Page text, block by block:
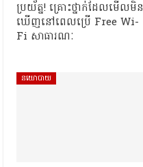
ប្រយ័ត្ន! គ្រោះថ្នាក់ដែលមើលមិន
ឃើញនៅពេលប្រើ Free Wi-
Fi សាធារណៈ
នយោបាយ